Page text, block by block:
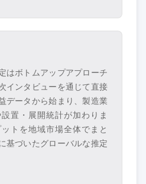
はボトムアップアプローチ
インタビューを通じて直接
データから始まり、製造業
置・展開統計が加わりま
トを地域市場全体でまと
基づいたグローバルな推定